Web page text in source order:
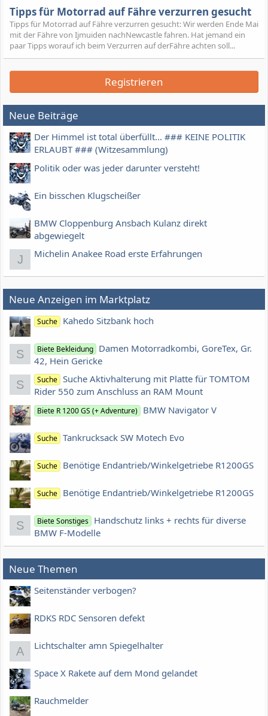
Tipps für Motorrad auf Fähre verzurren gesucht
Tipps für Motorrad auf Fähre verzurren gesucht: Wir werden Ende Mai
mit der Fähre von Ijmuiden nachNewcastle fahren. Hat jemand ein
paar Tipps worauf ich beim Verzurren auf derFähre achten soll...
Registrieren
Neue Beiträge
Der Himmel ist total überfüllt... ### KEINE POLITIK
ERLAUBT ### (Witzesammlung)
Politik oder was jeder darunter versteht!
Ein bisschen Klugscheißer
BMW Cloppenburg Ansbach Kulanz direkt
abgewiegelt
J Michelin Anakee Road erste Erfahrungen
Neue Anzeigen im Marktplatz
Suche Kahedo Sitzbank hoch
S Biete Bekleidung Damen Motorradkombi, GoreTex, Gr.
42, Hein Gericke
S Suche Suche Aktivhalterung mit Platte für TOMTOM
Rider 550 zum Anschluss an RAM Mount
Biete R 1200 GS (+ Adventure) BMW Navigator V
Suche Tankrucksack SW Motech Evo
Suche Benötige Endantrieb/Winkelgetriebe R1200GS
Suche Benötige Endantrieb/Winkelgetriebe R1200GS
S Biete Sonstiges Handschutz links + rechts für diverse
BMW F-Modelle
Neue Themen
Seitenständer verbogen?
RDKS RDC Sensoren defekt
A Lichtschalter amn Spiegelhalter
Space X Rakete auf dem Mond gelandet
Rauchmelder